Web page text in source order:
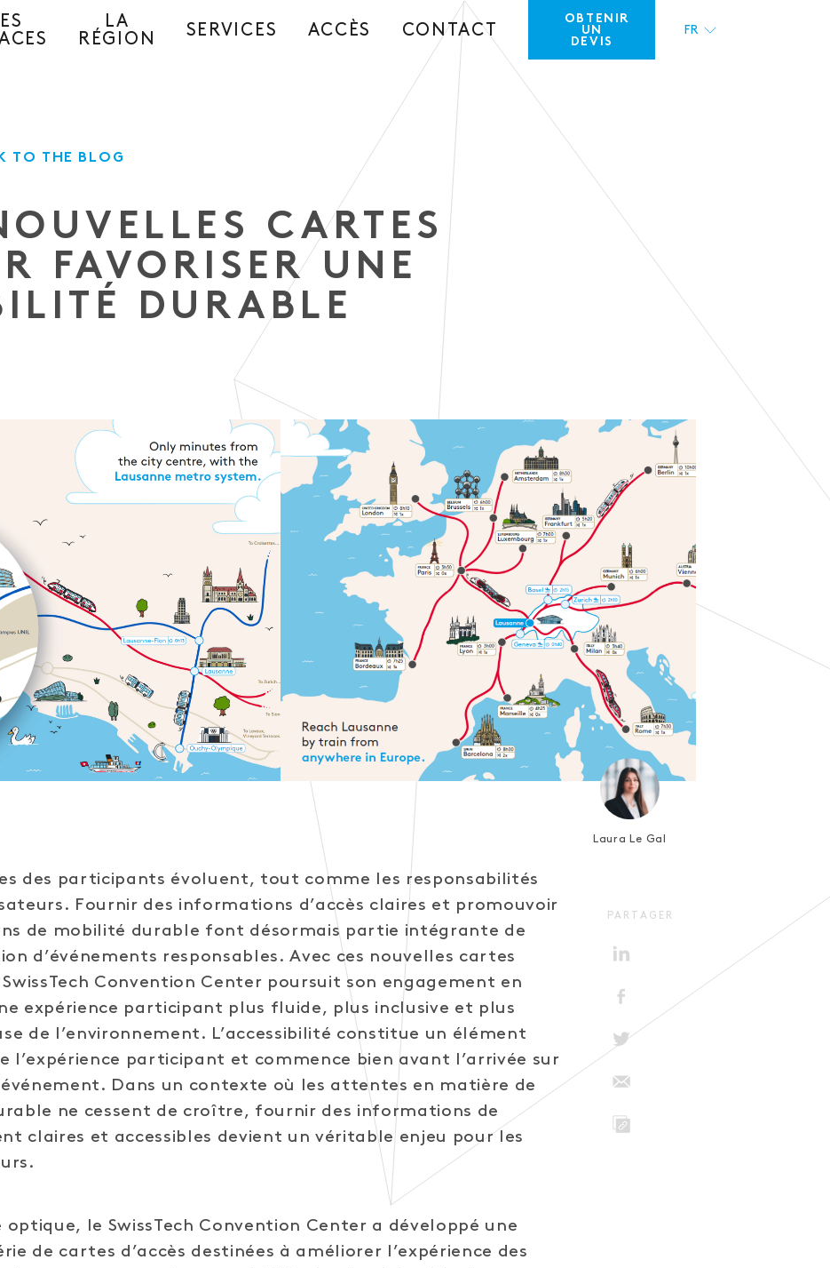
LA
RÉGION
SERVICES ACCÈS CONTACT
OBTENIR
UN
DEVIS
FR
TO THE BLOG
CARTES
FAVORISER UNE
DURABLE
Laura Le Gal
des participants évoluent, tout comme les responsabilités
Fournir des informations d’accès claires et promouvoir
de mobilité durable font désormais partie intégrante de
d’événements responsables. Avec ces nouvelles cartes
SwissTech Convention Center poursuit son engagement en
expérience participant plus fluide, plus inclusive et plus
de l’environnement. L’accessibilité constitue un élément
l’expérience participant et commence bien avant l’arrivée sur
Dans un contexte où les attentes en matière de
ne cessent de croître, fournir des informations de
claires et accessibles devient un véritable enjeu pour les
optique, le SwissTech Convention Center a développé une
de cartes d’accès destinées à améliorer l’expérience des
PARTAGER